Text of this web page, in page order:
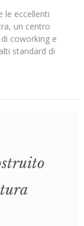
le eccellenti
un centro
coworking e
standard di